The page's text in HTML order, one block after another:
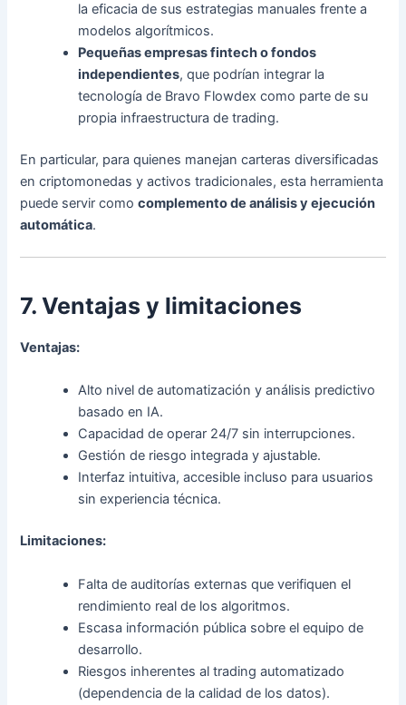
la eficacia de sus estrategias manuales frente a
modelos algorítmicos.
Pequeñas empresas fintech o fondos
independientes, que podrían integrar la
tecnología de Bravo Flowdex como parte de su
propia infraestructura de trading.
En particular, para quienes manejan carteras diversificadas
en criptomonedas y activos tradicionales, esta herramienta
puede servir comocomplemento de análisis y ejecución
automática.
7. Ventajas y limitaciones
Ventajas:
Alto nivel de automatización y análisis predictivo
basado en IA.
Capacidad de operar 24/7 sin interrupciones.
Gestión de riesgo integrada y ajustable.
Interfaz intuitiva, accesible incluso para usuarios
sin experiencia técnica.
Limitaciones:
Falta de auditorías externas que verifiquen el
rendimiento real de los algoritmos.
Escasa información pública sobre el equipo de
desarrollo.
Riesgos inherentes al trading automatizado
(dependencia de la calidad de los datos).